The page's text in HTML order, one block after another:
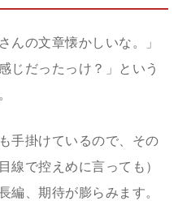
んの文章懐かしいな。」
じだったっけ？」という
手掛けているので、その
線で控えめに言っても）
編、期待が膨らみます。